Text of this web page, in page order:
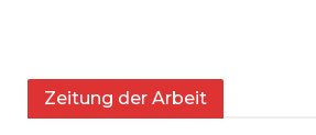
Zeitung der Arbeit